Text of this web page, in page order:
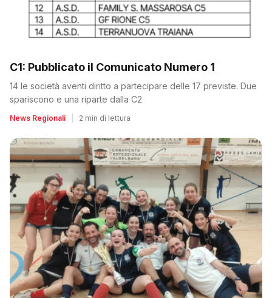
C1: Pubblicato il Comunicato Numero 1
14 le società aventi diritto a partecipare delle 17 previste. Due
spariscono e una riparte dalla C2
News Regionali 2 min di lettura